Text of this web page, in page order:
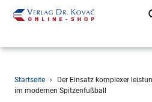
Direkt
zum
Startseite ›
Der Einsatz komplexer
im modernen Spitzenfußball